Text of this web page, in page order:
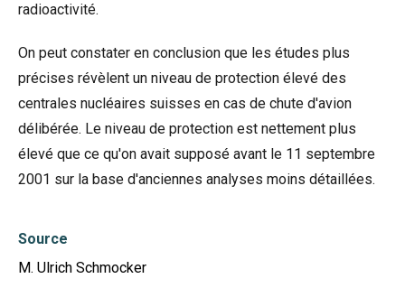
radioactivité.
On peut constater en conclusion que les études plus
précises révèlent un niveau de protection élevé des
centrales nucléaires suisses en cas de chute d'avion
délibérée. Le niveau de protection est nettement plus
élevé que ce qu'on avait supposé avant le 11 septembre
2001 sur la base d'anciennes analyses moins détaillées.
Source
M. Ulrich Schmocker